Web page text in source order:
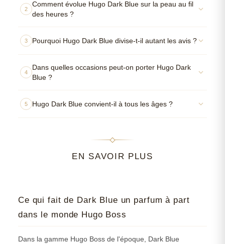
2
Comment évolue Hugo Dark Blue sur la peau au fil
des heures ?
3 Pourquoi Hugo Dark Blue divise-t-il autant les avis ?
4
Dans quelles occasions peut-on porter Hugo Dark
Blue ?
5 Hugo Dark Blue convient-il à tous les âges ?
EN SAVOIR PLUS
Ce qui fait de Dark Blue un parfum à part
dans le monde Hugo Boss
Dans la gamme Hugo Boss de l'époque, Dark Blue